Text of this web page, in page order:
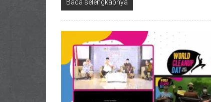
Baca selengkapnya